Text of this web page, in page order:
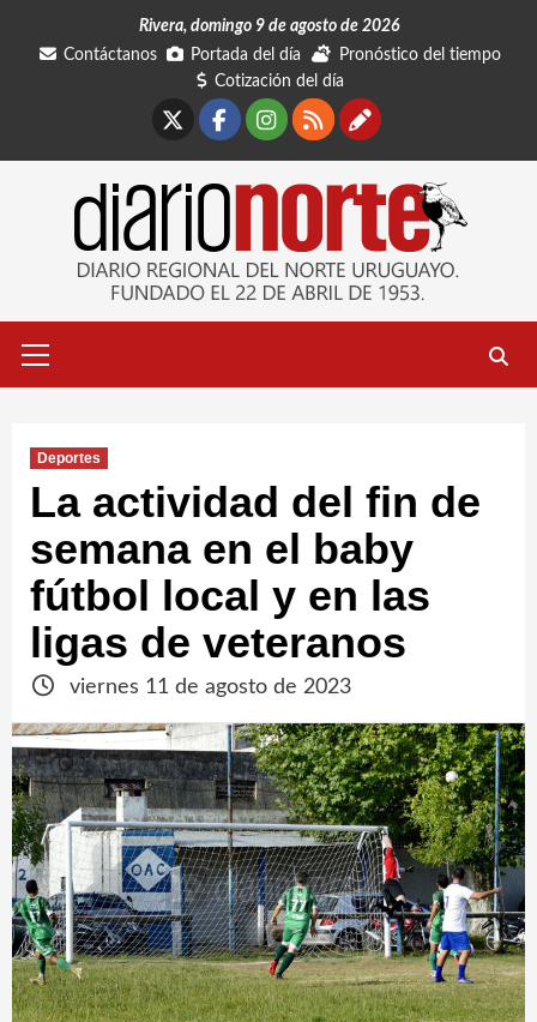
Rivera, domingo 9 de agosto de 2026
Contáctanos
Portada del día
Pronóstico del tiempo
Cotización del día
Facebook
Instagram
RSSContáctanos
primario
Deportes
La actividad del fin de
semana en el baby
fútbol local y en las
ligas de veteranos
viernes 11 de agosto de 2023